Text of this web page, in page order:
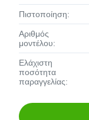
Πιστοποίηση:
Αριθμός
μοντέλου:
Ελάχιστη
ποσότητα
παραγγελίας: